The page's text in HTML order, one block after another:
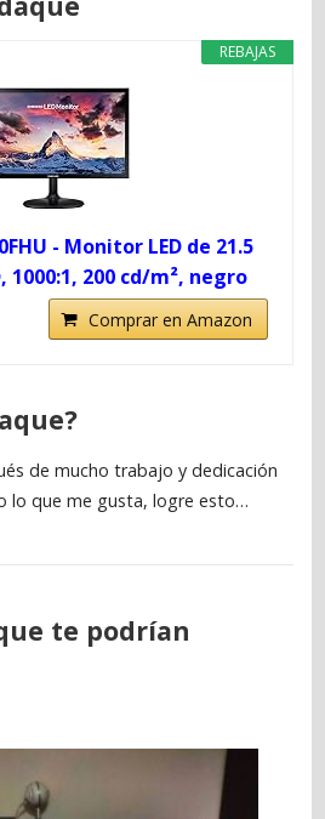
REBAJAS
- Monitor LED de 21.5
1000:1, 200 cd/m², negro
Comprar en Amazon
de mucho trabajo y dedicación
lo que me gusta, logre esto…
te podrían